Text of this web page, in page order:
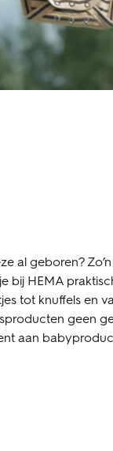
al geboren?
bij HEMA
tot knuffels en
geen
aan